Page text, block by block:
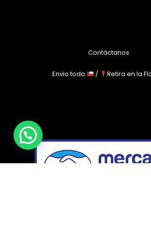
Contáctanos
Envio todo / Retira en la